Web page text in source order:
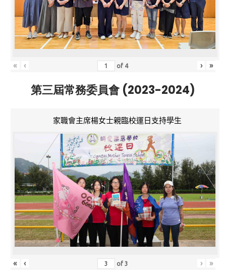
« ‹ of 4 › »
第三屆常務委員會 (2023-2024)
家職會主席楊女士親臨校運日支持學生
« ‹ of3 › »